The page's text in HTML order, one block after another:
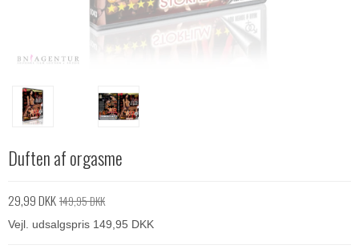
Duften af orgasme
29,99 DKK149,95 DKK
Vejl. udsalgspris 149,95 DKK